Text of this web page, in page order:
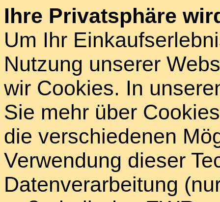
Ihre Privatsphäre
Um Ihr
Nutzung unserer
wir Cookies. In
Sie mehr über
die verschiedenen
Verwendung dieser
Datenverarbeitung